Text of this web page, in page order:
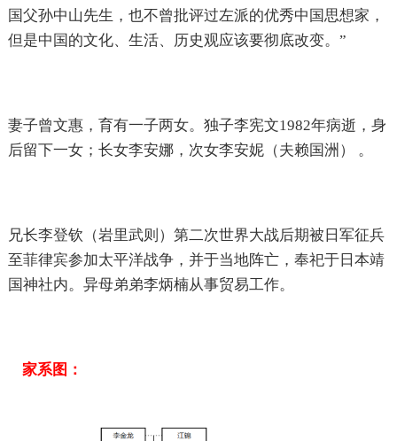
国父孙中山先生，也不曾批评过左派的优秀中国思想家，
但是中国的文化、生活、历史观应该要彻底改变。”
妻子曾文惠，育有一子两女。独子李宪文1982年病逝，身
后留下一女；长女李安娜，次女李安妮（夫赖国洲） 。
兄长李登钦（岩里武则）第二次世界大战后期被日军征兵
至菲律宾参加太平洋战争，并于当地阵亡，奉祀于日本靖
国神社内。异母弟弟李炳楠从事贸易工作。
家系图：